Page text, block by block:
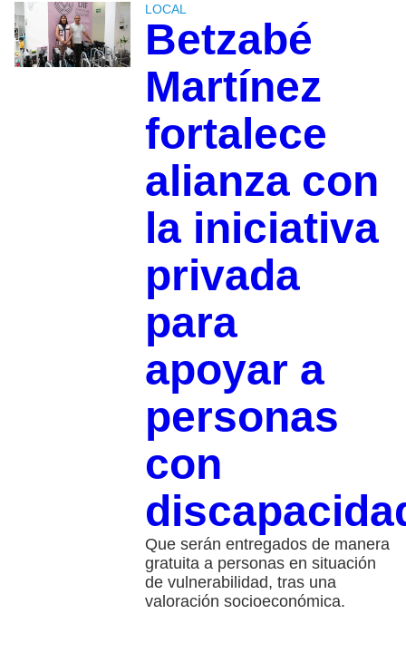
LOCAL
Betzabé
Martínez
fortalece
alianza con
la iniciativa
privada
para
apoyar a
personas
con
Que serán entregados de manera
gratuita a personas en situación
de vulnerabilidad, tras una
valoración socioeconómica.